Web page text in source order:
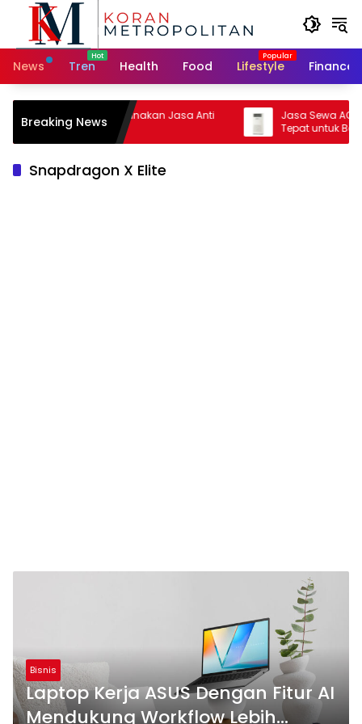
content
News
Tren Health Food Lifestyle Finance
Breaking News
Harus Menggunakan Jasa Anti
Profesional
Jasa Sewa AC
Tepat untuk
Snapdragon X Elite
Bisnis
Laptop Kerja ASUS Dengan Fitur AI
Mendukung Workflow Lebih